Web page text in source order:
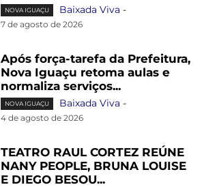
NOVA IGUAÇU Baixada Viva -
7 de agosto de 2026
Após força-tarefa da Prefeitura,
Nova Iguaçu retoma aulas e
normaliza serviços...
NOVA IGUAÇU Baixada Viva -
4 de agosto de 2026
TEATRO RAUL CORTEZ REÚNE
NANY PEOPLE, BRUNA LOUISE
E DIEGO BESOU...